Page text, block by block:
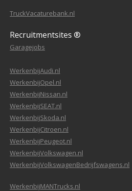
TruckVacaturebank.nl
Recruitmentsites ®
Garagejobs
WerkenbijAudi.nl
WerkenbijOpel.nl
WerkenbijNissan.nl
WerkenbijSEAT.nl
WerkenbijSkoda.nl
WerkenbijCitroen.nl
WerkenbijPeugeot.nl
WerkenbijVolkswagen.nl
WerkenbijVolkswagenBedrijfswagens.nl
WerkenbijMANTrucks.nl